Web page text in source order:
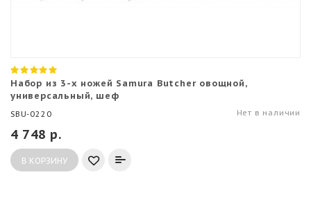
Набор из 3-х ножей Samura Butcher овощной,
универсальный, шеф
SBU-0220 Нет в наличии
4 748 р.
В КОРЗИНУ